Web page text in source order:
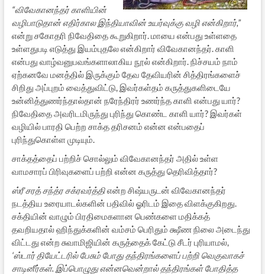
“விவேகானந்தர் காளியின்
வழிபாடுதான் எதிர்கால இந்தியாவின் உயர்வுக்கு வழி என்கிறார்,”
என்று சகோதரி நிவேதிதை கூறுகிறார். மாயை என்பது உள்ளதை
உள்ளதுபடி எடுத்து இயம்புதலே என்கிறார் விவேகானந்தர். காளி
என்பது வாழ்வனுபவங்களாலாகிய நூல் என்கிறார். நிச்சயம் நாம்
ஏற்கனவே மனத்தில் இருக்கும் தேவ தேவியரின் சித்திரங்களைச்
சிறிது அப்புறம் வைத்துவிட்டு, இவர்கள்தம் கருத்துகளிடையே
உன்னித்துணர்ந்தால்தான் நரேந்திரர் உணர்ந்த காளி என்பது யார்?
நிவேதிதை அவரிடமிருந்து புரிந்து கொண்ட காளி யார்? இவர்கள்
வழியில் பாரதி பெற்ற சாக்த தரிசனம் என்ன என்பதைப்
புரிந்துகொள்ள முடியும்.
சாக்தத்தைப் பற்றிச் சொல்லும் விவேகானந்தர் அதில் உள்ள
வாமசாரப் பிரிவுகளைப் பற்றி என்ன கருத்து தெரிவித்தார்?
ஸ்ரீ சரத் சந்த்ர சக்ரவர்த்திஎன்ற சிஷ்யருடன் விவேகானந்தர்
நடத்திய உரையாடல்களின் பதிவில் ஓரிடம் இதை விளக்குகிறது.
சக்தியின் வாழும் பிரதிமைகளான பெண்களை மதிக்கத்
தவறியதால் ஹிந்துக்களின் வம்சம் பெரிதும் க்ஷீண நிலை அடைந்து
விட்டது என்ற சுவாமிஜியின் கருத்தைக் கேட்டு சீடர் புரியாமல்,
‘ஸ்டார் தியேட்டரில் பேசும் போது தந்திரங்களைப் பற்றி வெகுவாகச்
சாடினீர்கள். இப்பொழுது என்னவென்றால் தந்திரங்கள் போதித்த